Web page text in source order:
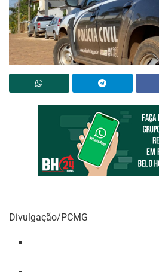
Divulgação/PCMG